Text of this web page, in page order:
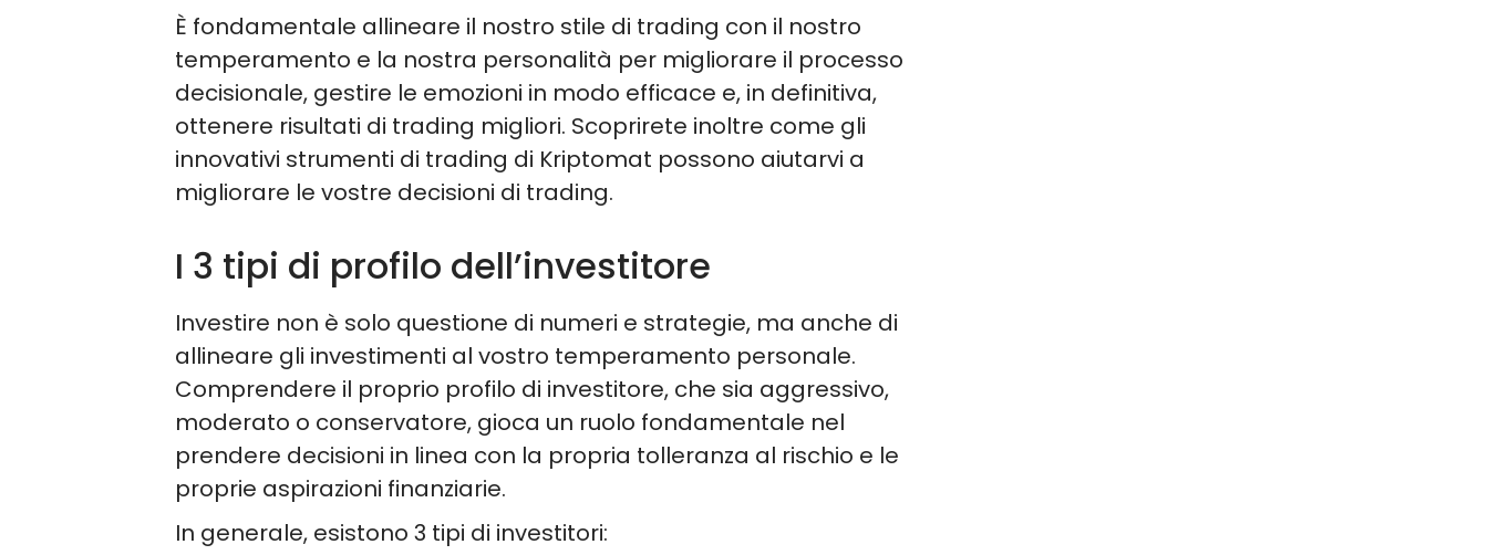
È fondamentale allineare il nostro stile di trading con il nostro
temperamento e la nostra personalità per migliorare il processo
decisionale, gestire le emozioni in modo efficace e, in definitiva,
ottenere risultati di trading migliori. Scoprirete inoltre come gli
innovativi strumenti di trading di Kriptomat possono aiutarvi a
migliorare le vostre decisioni di trading.
I 3 tipi di profilo dell’investitore
Investire non è solo questione di numeri e strategie, ma anche di
allineare gli investimenti al vostro temperamento personale.
Comprendere il proprio profilo di investitore, che sia aggressivo,
moderato o conservatore, gioca un ruolo fondamentale nel
prendere decisioni in linea con la propria tolleranza al rischio e le
proprie aspirazioni finanziarie.
In generale, esistono 3 tipi di investitori: